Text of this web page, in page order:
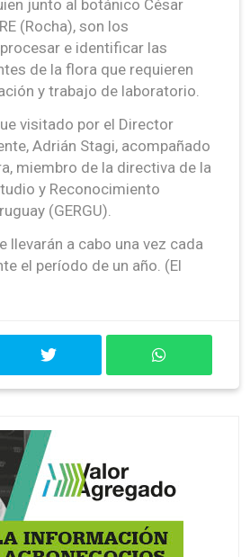
junto al botánico César
(Rocha), son los
e identificar las
de la flora que requieren
y trabajo de laboratorio.
visitado por el Director
Adrián Stagi, acompañado
miembro de la directiva de la
y Reconocimiento
(GERGU).
llevarán a cabo una vez cada
el período de un año. (El